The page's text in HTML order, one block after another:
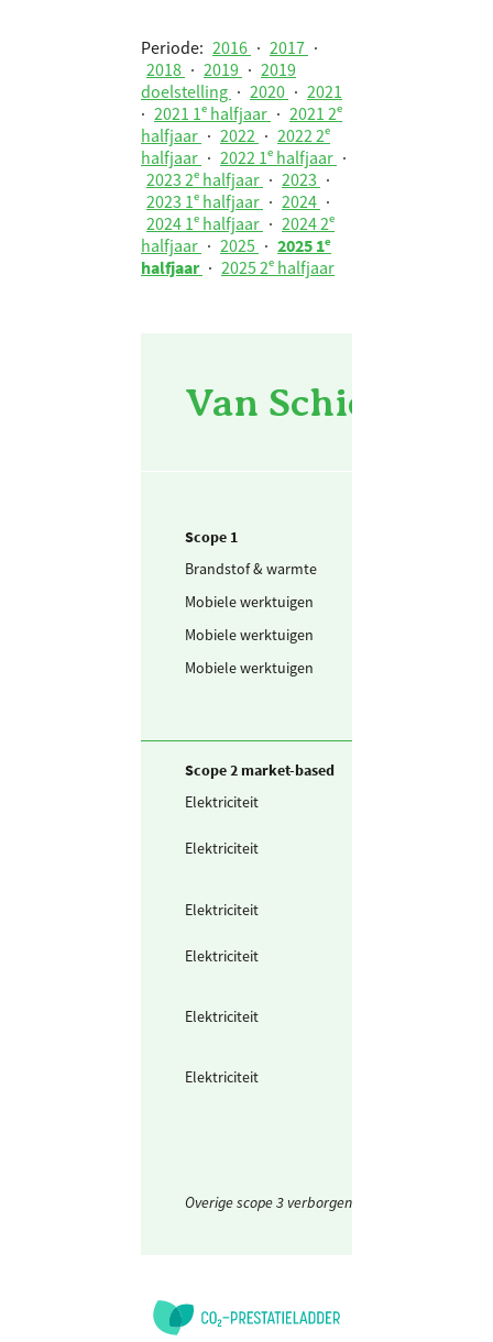
Periode: 2016 · 2017 ·
2018 · 2019 · 2019
doelstelling · 2020 · 2021
· 2021 1ᵉ halfjaar · 2021 2ᵉ
halfjaar · 2022 · 2022 2ᵉ
halfjaar · 2022 1ᵉ halfjaar ·
2023 2ᵉ halfjaar · 2023 ·
2023 1ᵉ halfjaar · 2024 ·
2024 1ᵉ halfjaar · 2024 2ᵉ
halfjaar · 2025 · 2025 1ᵉ
halfjaar · 2025 2ᵉ halfjaar
Van Schie
Scope 1
Brandstof & warmte
Mobiele werktuigen
Mobiele werktuigen
Mobiele werktuigen
Scope 2 market-based
Elektriciteit
Elektriciteit
Elektriciteit
Elektriciteit
Elektriciteit
Elektriciteit
Overige scope 3 verborgen